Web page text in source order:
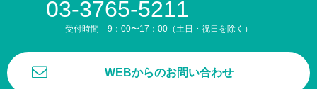
03-3765-5211
受付時間 9：00〜17：00（土日・祝日を除く）
WEBからのお問い合わせ